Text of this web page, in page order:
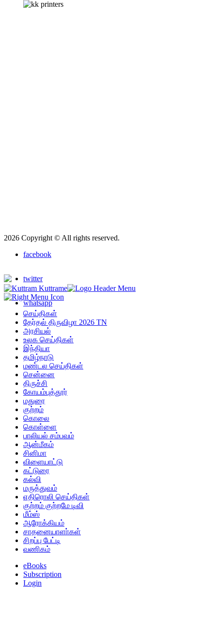
2026 Copyright © All rights reserved.
facebook
twitter
whatsapp
செய்திகள்
தேர்தல் திருவிழா 2026 TN
அரசியல்
உலக செய்திகள்
இந்தியா
தமிழ்நாடு
மண்டல செய்திகள்
சென்னை
திருச்சி
கோயம்புத்தூர்
மதுரை
குற்றம்
கொலை
கொள்ளை
பாலியல் சம்பவம்
ஆன்மீகம்
சினிமா
விளையாட்டு
கட்டுரை
கல்வி
மருத்துவம்
எதிரொலி செய்திகள்
குற்றம் குற்றமே டிவி
மீம்ஸ்
ஆரோக்கியம்
சாதனையாளா்கள்
சிறப்பு பேட்டி
வணிகம்
eBooks
Subscription
Login